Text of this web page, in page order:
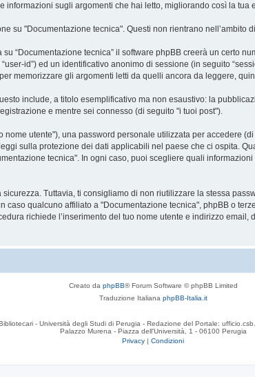
informazioni sugli argomenti che hai letto, migliorando così la tua
su "Documentazione tecnica". Questi non rientrano
“Documentazione tecnica” il software phpBB creerà un certo
id”) ed un identificativo anonimo di sessione (in seguito
memorizzare gli argomenti letti da quelli ancora da leggere,
include, a titolo esemplificativo ma non esaustivo: la
e mentre sei connesso (di seguito "i tuoi post").
nome utente"), una password personale utilizzata per accedere
sulla protezione dei dati applicabili nel paese che ci ospita.
tecnica". In ogni caso, puoi scegliere quali
Tuttavia, ti consigliamo di non riutilizzare la stessa
qualcuno affiliato a "Documentazione tecnica", phpBB o
richiede l’inserimento del tuo nome utente e indirizzo
Creato da phpBB® Forum Software © phpBB Limited
Traduzione Italiana phpBB-Italia.it
- Università degli Studi di Perugia - Redazione del Portale:
Palazzo Murena - Piazza dell'Università, 1 - 06100 Perugia
Privacy | Condizioni